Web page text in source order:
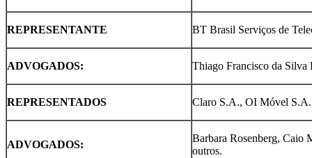
REPRESENTANTE BT Brasil Serviços de
ADVOGADOS: Thiago Francisco da Silva
REPRESENTADOS Claro S.A., OI Móvel
ADVOGADOS:
Barbara Rosenberg, Caio
outros.